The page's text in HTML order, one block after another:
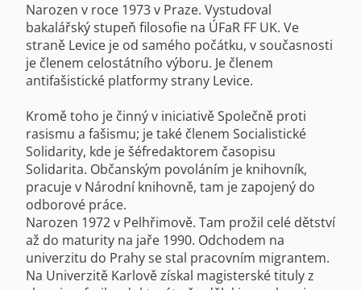
Narozen v roce 1973 v Praze. Vystudoval
bakalářský stupeň filosofie na ÚFaR FF UK. Ve
straně Levice je od samého počátku, v současnosti
je členem celostátního výboru. Je členem
antifašistické platformy strany Levice.
Kromě toho je činný v iniciativě Společně proti
rasismu a fašismu; je také členem Socialistické
Solidarity, kde je šéfredaktorem časopisu
Solidarita. Občanským povoláním je knihovník,
pracuje v Národní knihovně, tam je zapojený do
odborové práce.
Narozen 1972 v Pelhřimově. Tam prožil celé dětství
až do maturity na jaře 1990. Odchodem na
univerzitu do Prahy se stal pracovním migrantem.
Na Univerzitě Karlově získal magisterské tituly z